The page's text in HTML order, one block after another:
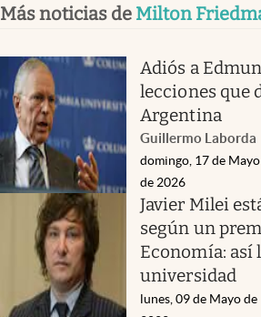
Más noticias de Milton
Adiós a
lecciones que
Argentina
Guillermo Laborda
domingo, 17 de Mayo
de 2026
Javier Milei
según un
Economía: así
universidad
lunes, 09 de Mayo de